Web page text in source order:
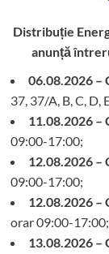
Distribuție
anunță
06.08.2026 –
37, 37/A, B, C,
11.08.2026 –
09:00-17:00;
12.08.2026 –
09:00-17:00;
12.08.2026 –
orar 09:00-17:00;
13.08.2026 –